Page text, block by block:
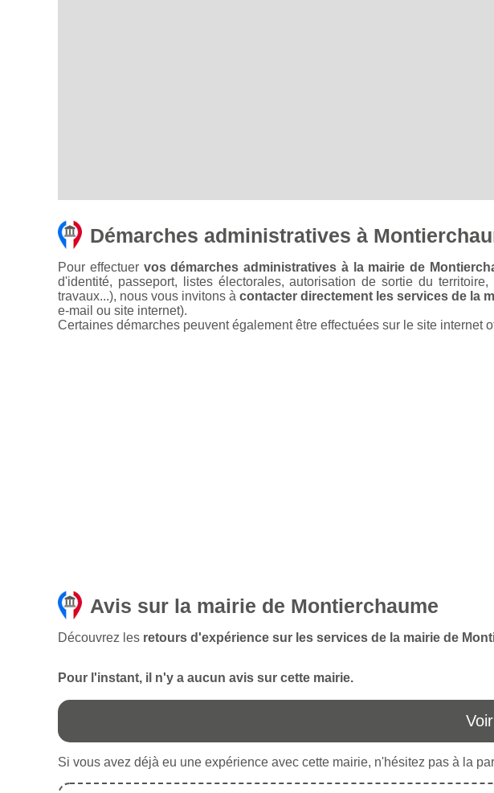
Démarches administratives à
Pour effectuer vos démarches administratives à la mairie de
d'identité, passeport, listes électorales, autorisation de sortie du
travaux...), nous vous invitons à contacter directement les services de la
e-mail ou site internet).
Certaines démarches peuvent également être effectuées sur le site internet
Avis sur la mairie de Montierchaume
Découvrez les retours d'expérience sur les services de la mairie de
Pour l'instant, il n'y a aucun avis sur cette mairie.
Si vous avez déjà eu une expérience avec cette mairie, n'hésitez pas à la